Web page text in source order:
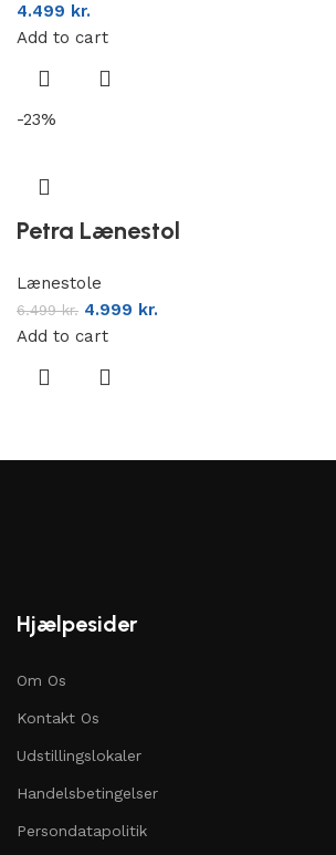
4.499 kr.
Add to cart
-23%
Petra Lænestol
Lænestole
6.499kr. 4.999 kr.
Add to cart
Hjælpesider
Om Os
Kontakt Os
Udstillingslokaler
Handelsbetingelser
Persondatapolitik